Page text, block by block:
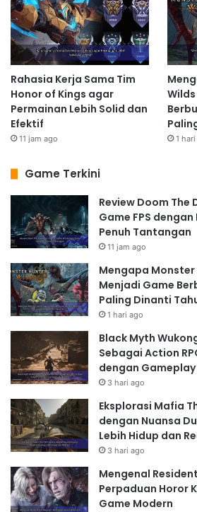
Rahasia Kerja Sama Tim
Honor of Kings agar
Permainan Lebih Solid dan
Efektif
11 jam ago 1
Game Terkini
Review Doom The
Game FPS
Penuh Tantangan
11 jam ago
Mengapa Monster
Menjadi Game
Paling Dinanti
1 hari ago
Black Myth
Sebagai Action
dengan
3 hari ago
Eksplorasi Mafia
dengan Nuansa
Lebih Hidup dan
3 hari ago
Mengenal
Perpaduan Horor
Game Modern